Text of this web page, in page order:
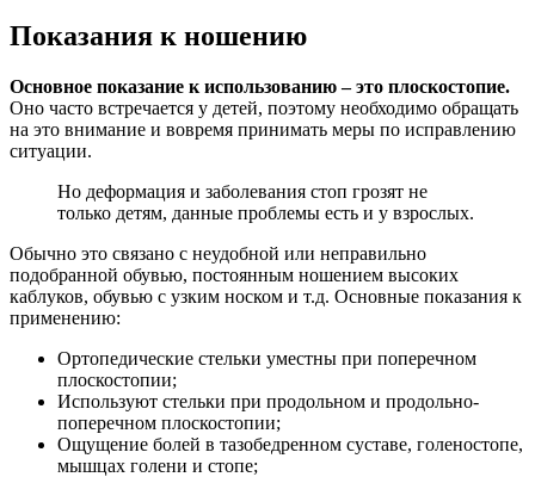
Показания к ношению
Основное показание к использованию – это плоскостопие.
Оно часто встречается у детей, поэтому необходимо обращать
на это внимание и вовремя принимать меры по исправлению
ситуации.
Но деформация и заболевания стоп грозят не
только детям, данные проблемы есть и у взрослых.
Обычно это связано с неудобной или неправильно
подобранной обувью, постоянным ношением высоких
каблуков, обувью с узким носком и т.д. Основные показания к
применению:
Ортопедические стельки уместны при поперечном
плоскостопии;
Используют стельки при продольном и продольно-
поперечном плоскостопии;
Ощущение болей в тазобедренном суставе, голеностопе,
мышцах голени и стопе;